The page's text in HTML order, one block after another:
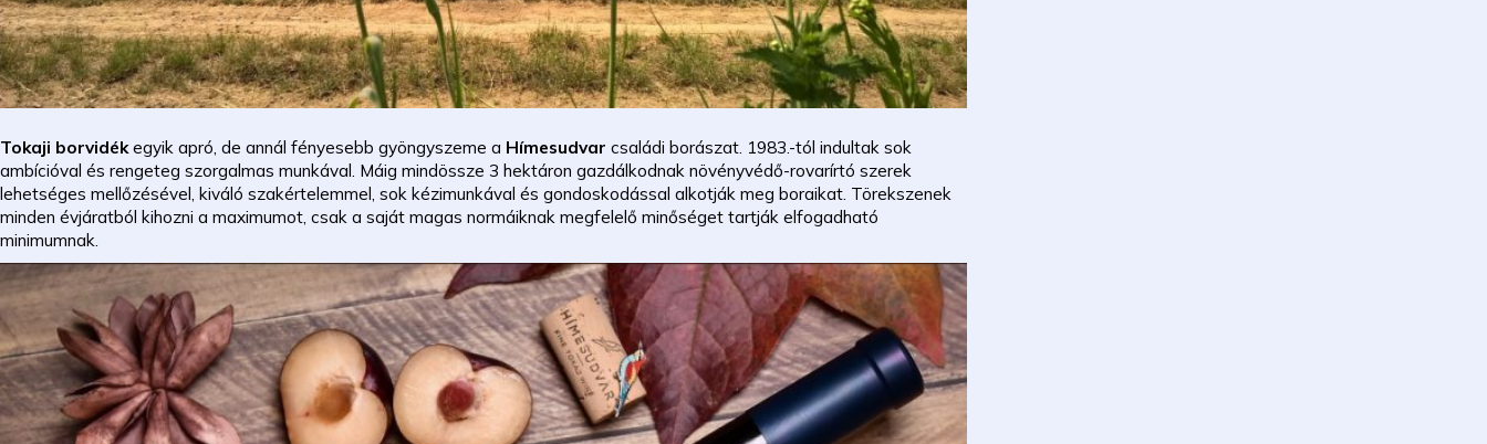
Tokaji borvidékegyik apró, de annál fényesebb gyöngyszeme a Hímesudvar családi borászat. 1983.-tól indultak sok
ambícióval és rengeteg szorgalmas munkával. Máig mindössze 3 hektáron gazdálkodnak növényvédő-rovarírtó szerek
lehetséges mellőzésével, kiváló szakértelemmel, sok kézimunkával és gondoskodással alkotják meg boraikat. Törekszenek
minden évjáratból kihozni a maximumot, csak a saját magas normáiknak megfelelő minőséget tartják elfogadható
minimumnak.